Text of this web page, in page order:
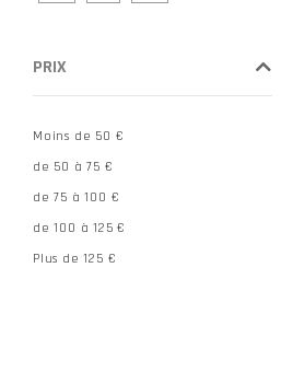
PRIX
Moins de 50 €
de 50 à 75 €
de 75 à 100 €
de 100 à 125 €
Plus de 125 €